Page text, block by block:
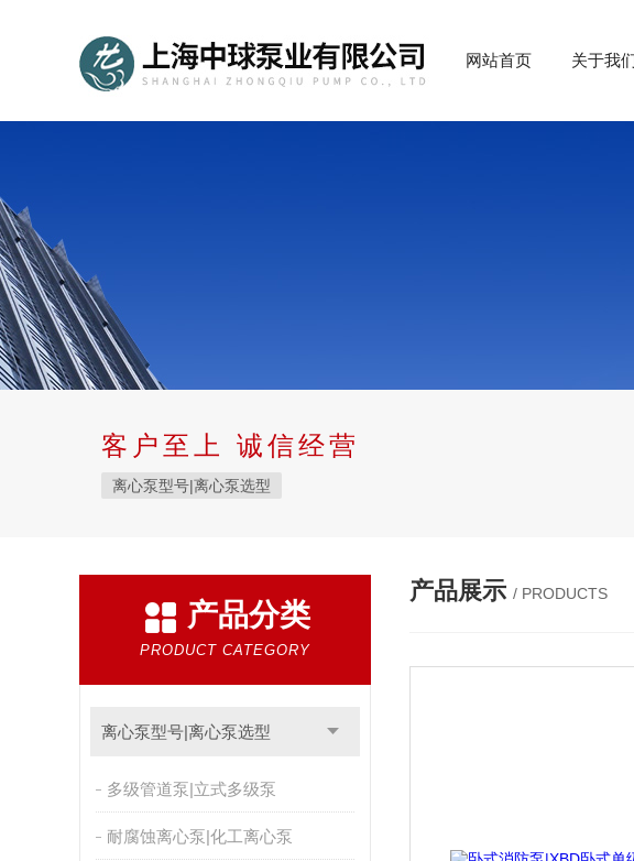
网站首页 关于我
客户至上 诚信经营
离心泵型号|离心泵选型
产品分类
PRODUCT CATEGORY
离心泵型号|离心泵选型
多级管道泵|立式多级泵
耐腐蚀离心泵|化工离心泵
产品展示 / PRODUCTS